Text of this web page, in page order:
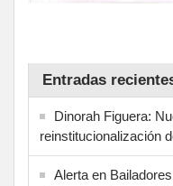
Entradas
Dinorah Figuera:
reinstitucionalización
Alerta en